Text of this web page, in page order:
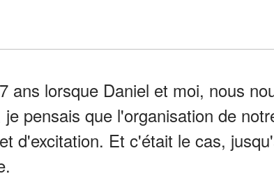
ans lorsque Daniel et moi, nous
je pensais que l'organisation de
d'excitation. Et c'était le cas,